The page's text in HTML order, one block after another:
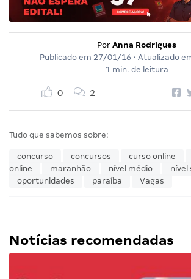
Por Anna Rodrigues
Publicado em 27/01/16 • Atualizado
1 min. de leitura
0 2
Tudo que sabemos sobre:
concurso concursos curso online
online
maranhão nível médio
nível
oportunidades
paraíba Vagas
Notícias recomendadas